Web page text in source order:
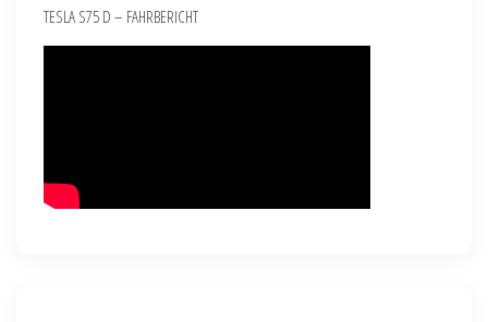
TESLA S75 D – FAHRBERICHT